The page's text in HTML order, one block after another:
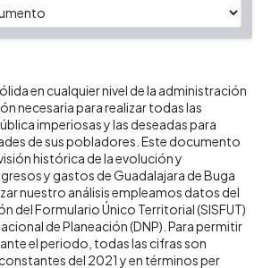
en cualquier nivel de la administración
necesaria para realizar todas las
imperiosas y las deseadas para
de sus pobladores. Este documento
histórica de la evolución y
y gastos de Guadalajara de Buga
nuestro análisis empleamos datos del
del Formulario Único Territorial (SISFUT)
de Planeación (DNP). Para permitir
el periodo, todas las cifras son
del 2021 y en términos per